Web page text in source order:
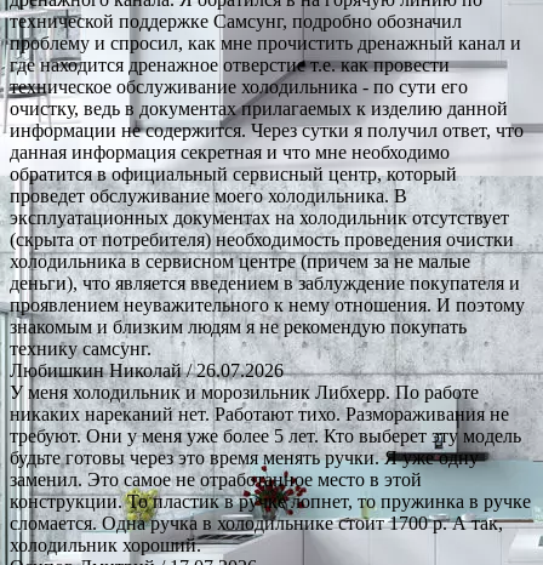
технической поддержке Самсунг, подробно обозначил
проблему и спросил, как мне прочистить дренажный канал и
где находится дренажное отверстие т.е. как провести
техническое обслуживание холодильника - по сути его
очистку, ведь в документах прилагаемых к изделию данной
информации не содержится. Через сутки я получил ответ, что
данная информация секретная и что мне необходимо
обратится в официальный сервисный центр, который
проведет обслуживание моего холодильника. В
эксплуатационных документах на холодильник отсутствует
(скрыта от потребителя) необходимость проведения очистки
холодильника в сервисном центре (причем за не малые
деньги), что является введением в заблуждение покупателя и
проявлением неуважительного к нему отношения. И поэтому
знакомым и близким людям я не рекомендую покупать
технику самсунг.
Любишкин Николай/ 26.07.2026
У меня холодильник и морозильник Либхерр. По работе
никаких нареканий нет. Работают тихо. Размораживания не
требуют. Они у меня уже более 5 лет. Кто выберет эту модель
будьте готовы через это время менять ручки. Я уже одну
заменил. Это самое не отработанное место в этой
конструкции. То пластик в ручке лопнет, то пружинка в ручке
сломается. Одна ручка в холодильнике стоит 1700 р. А так,
холодильник хороший.